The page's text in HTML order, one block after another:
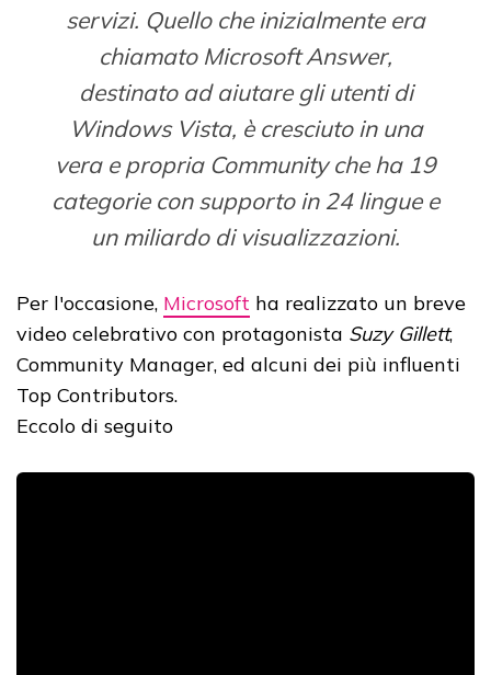
servizi. Quello che inizialmente era
chiamato Microsoft Answer,
destinato ad aiutare gli utenti di
Windows Vista, è cresciuto in una
vera e propria Community che ha 19
categorie con supporto in 24 lingue e
un miliardo di visualizzazioni.
Per l'occasione, Microsoft ha realizzato un breve
video celebrativo con protagonista Suzy Gillett,
Community Manager, ed alcuni dei più influenti
Top Contributors.
Eccolo di seguito